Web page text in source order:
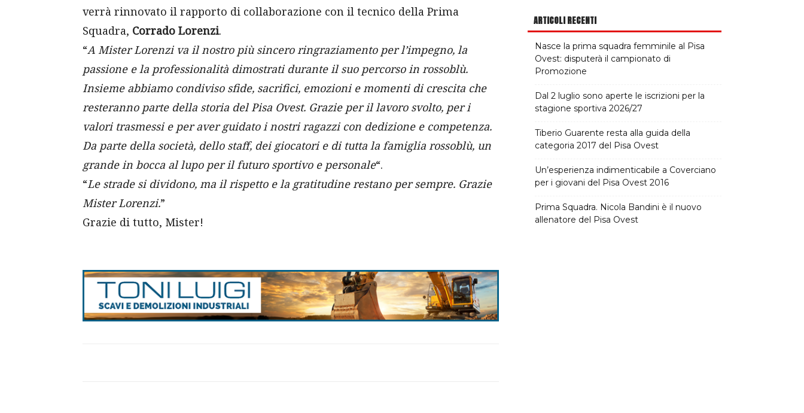
verrà rinnovato il rapporto di collaborazione con il tecnico della Prima
Squadra, Corrado Lorenzi.
“A Mister Lorenzi va il nostro più sincero ringraziamento per l’impegno, la
passione e la professionalità dimostrati durante il suo percorso in rossoblù.
Insieme abbiamo condiviso sfide, sacrifici, emozioni e momenti di crescita che
resteranno parte della storia del Pisa Ovest. Grazie per il lavoro svolto, per i
valori trasmessi e per aver guidato i nostri ragazzi con dedizione e competenza.
Da parte della società, dello staff, dei giocatori e di tutta la famiglia rossoblù, un
grande in bocca al lupo per il futuro sportivo e personale“.
“Le strade si dividono, ma il rispetto e la gratitudine restano per sempre. Grazie
Mister Lorenzi.”
Grazie di tutto, Mister!
ARTICOLI RECENTI
Nasce la prima squadra femminile al Pisa
Ovest: disputerà il campionato di
Promozione
Dal 2 luglio sono aperte le iscrizioni per la
stagione sportiva 2026/27
Tiberio Guarente resta alla guida della
categoria 2017 del Pisa Ovest
Un’esperienza indimenticabile a Coverciano
per i giovani del Pisa Ovest 2016
Prima Squadra. Nicola Bandini è il nuovo
allenatore del Pisa Ovest